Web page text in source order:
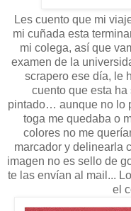
Les cuento que mi
mi cuñada esta
mi colega, así que
examen de la
scrapero ese día, le
cuento que esta
pintado… aunque no lo
toga me quedaba o
colores no me
marcador y delinearla
imagen no es sello de
te las envían al mail...
el